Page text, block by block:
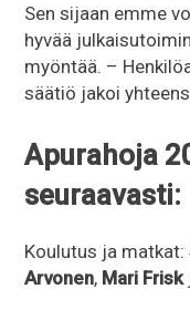
Sen sijaan emme
hyvää
myöntää. –
säätiö jakoi
Apurahoja
seuraavasti:
Koulutus ja matkat:
Arvonen, Mari Frisk